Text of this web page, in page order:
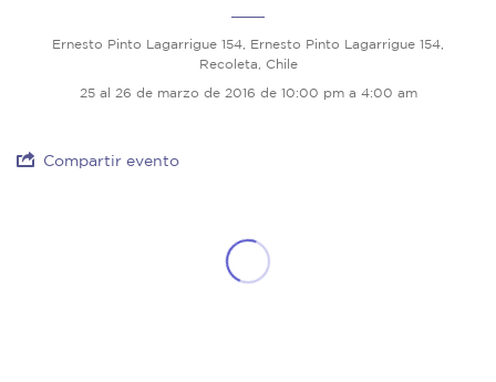
Ernesto Pinto Lagarrigue 154, Ernesto Pinto Lagarrigue 154,
Recoleta, Chile
25 al 26 de marzo de 2016 de 10:00 pm a 4:00 am
Compartir evento